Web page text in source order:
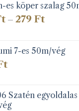
es köper szalag
– 279 Ft
279 Ft
7-es 50m/vég
Szatén